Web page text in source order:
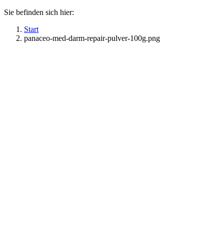
Sie befinden sich hier:
Start
panaceo-med-darm-repair-pulver-100g.png